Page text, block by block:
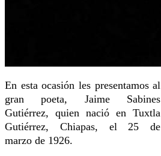
En esta ocasión les presentamos al
gran poeta, Jaime Sabines
Gutiérrez, quien nació enTuxtla
Gutiérrez, Chiapas, el 25 de
marzo de 1926.